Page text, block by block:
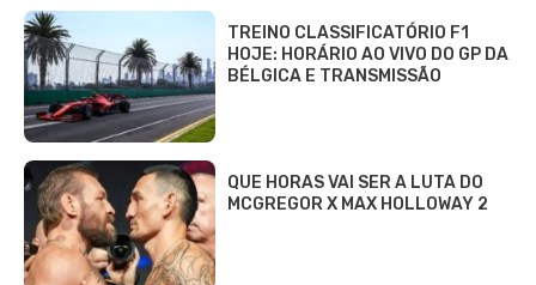
TREINO CLASSIFICATÓRIO F1
HOJE: HORÁRIO AO VIVO DO GP DA
BÉLGICA E TRANSMISSÃO
QUE HORAS VAI SER A LUTA DO
MCGREGOR X MAX HOLLOWAY 2